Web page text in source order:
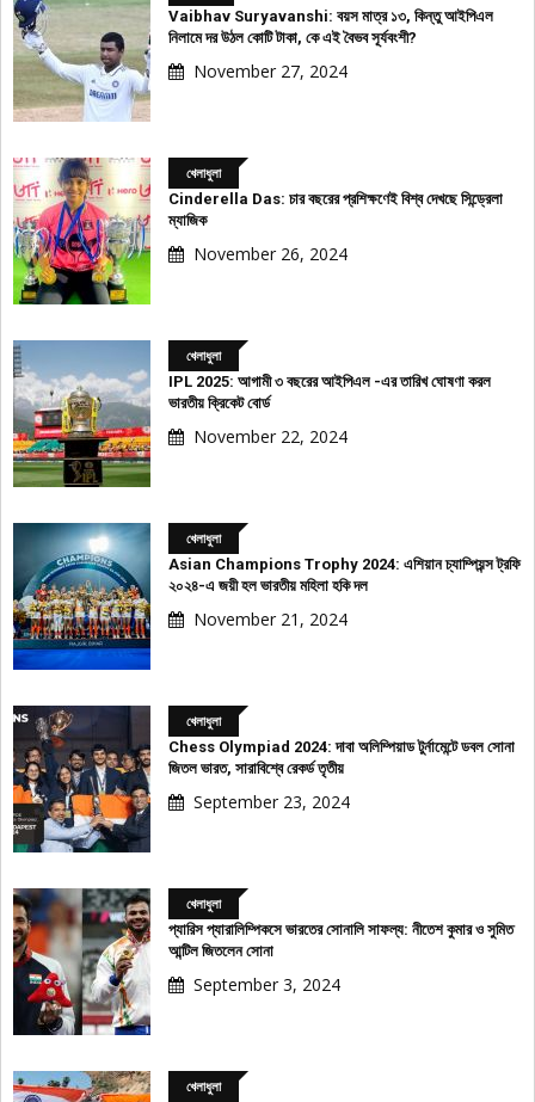
Vaibhav Suryavanshi: বয়স মাত্র ১৩, কিন্তু আইপিএল
নিলামে দর উঠল কোটি টাকা, কে এই বৈভব সূর্যবংশী?
November 27, 2024
খেলাধুলা
Cinderella Das: চার বছরের প্রশিক্ষণেই বিশ্ব দেখছে সিন্ড্রেলা
ম্যাজিক
November 26, 2024
খেলাধুলা
IPL 2025: আগামী ৩ বছরের আইপিএল -এর তারিখ ঘোষণা করল
ভারতীয় ক্রিকেট বোর্ড
November 22, 2024
খেলাধুলা
Asian Champions Trophy 2024: এশিয়ান চ্যাম্পিয়ন্স ট্রফি
২০২৪-এ জয়ী হল ভারতীয় মহিলা হকি দল
November 21, 2024
খেলাধুলা
Chess Olympiad 2024: দাবা অলিম্পিয়াড টুর্নামেন্টে ডবল সোনা
জিতল ভারত, সারাবিশ্বে রেকর্ড তৃতীয়
September 23, 2024
খেলাধুলা
প্যারিস প্যারালিম্পিকসে ভারতের সোনালি সাফল্য: নীতেশ কুমার ও সুমিত
আন্টিল জিতলেন সোনা
September 3, 2024
খেলাধুলা